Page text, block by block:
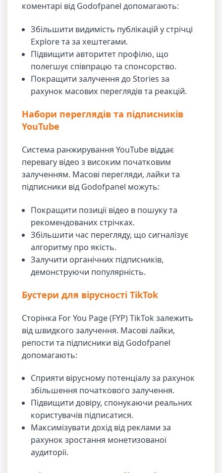
коментарі від Godofpanel допомагають:
Збільшити видимість публікацій у стрічці
Explore та за хештегами.
Підвищити авторитет профілю, що
полегшує співпрацю та спонсорство.
Покращити залучення до Stories за
рахунок масових переглядів та реакцій.
Набори переглядів та підписників
YouTube
Система ранжирування YouTube віддає
перевагу відео з високим початковим
залученням. Масові перегляди, лайки та
підписники від Godofpanel можуть:
Покращити позиції відео в пошуку та
рекомендованих стрічках.
Збільшити час перегляду, що сигналізує
алгоритму про якість.
Залучити органічних підписників,
демонструючи популярність.
Бустери для вірусності TikTok
Сторінка For You Page (FYP) TikTok залежить
від швидкого залучення. Масові лайки,
репости та підписники від Godofpanel
допомагають:
Сприяти вірусному потенціалу за рахунок
збільшення початкового залучення.
Підвищити довіру, спонукаючи реальних
користувачів підписатися.
Максимізувати дохід від реклами за
рахунок зростання монетизованої
аудиторії.